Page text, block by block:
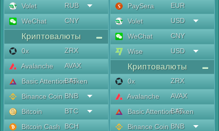
Volet
RUB
WeChat
CNY
Криптовалюты
0x
ZRX
Avalanche
AVAX
Basic Attention Token
BAT
Binance Coin BNB
Bitcoin
BTC
Bitcoin Cash
BCH
PaySera
EUR
Volet
USD
WeChat
CNY
Wise
USD
Криптовалюты
0x
ZRX
Avalanche
AVAX
Basic Attention Token
BAT
Binance Coin BNB